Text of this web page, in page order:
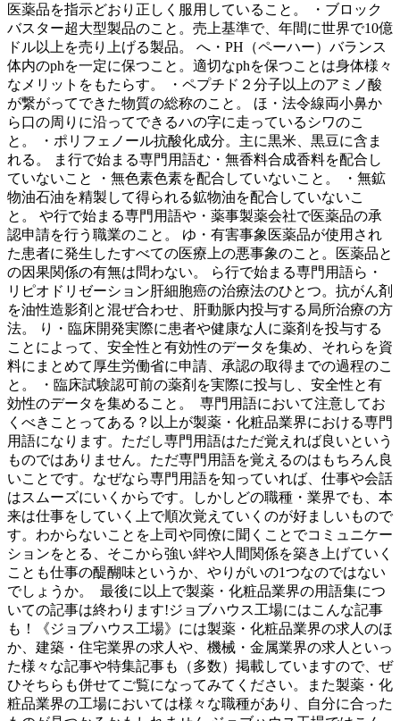
医薬品を指示どおり正しく服用していること。 ・ブロック
バスター超大型製品のこと。売上基準で、年間に世界で10億
ドル以上を売り上げる製品。 へ・PH（ペーハー）バランス
体内のphを一定に保つこと。適切なphを保つことは身体様々
なメリットをもたらす。 ・ペプチド２分子以上のアミノ酸
が繋がってできた物質の総称のこと。 ほ・法令線両小鼻か
ら口の周りに沿ってできるハの字に走っているシワのこ
と。 ・ポリフェノール抗酸化成分。主に黒米、黒豆に含ま
れる。 ま行で始まる専門用語む・無香料合成香料を配合し
ていないこと ・無色素色素を配合していないこと。 ・無鉱
物油石油を精製して得られる鉱物油を配合していないこ
と。 や行で始まる専門用語や・薬事製薬会社で医薬品の承
認申請を行う職業のこと。 ゆ・有害事象医薬品が使用され
た患者に発生したすべての医療上の悪事象のこと。医薬品と
の因果関係の有無は問わない。 ら行で始まる専門用語ら・
リピオドリゼーション肝細胞癌の治療法のひとつ。抗がん剤
を油性造影剤と混ぜ合わせ、肝動脈内投与する局所治療の方
法。 り・臨床開発実際に患者や健康な人に薬剤を投与する
ことによって、安全性と有効性のデータを集め、それらを資
料にまとめて厚生労働省に申請、承認の取得までの過程のこ
と。 ・臨床試験認可前の薬剤を実際に投与し、安全性と有
効性のデータを集めること。 専門用語において注意してお
くべきことってある？以上が製薬・化粧品業界における専門
用語になります。ただし専門用語はただ覚えれば良いという
ものではありません。ただ専門用語を覚えるのはもちろん良
いことです。なぜなら専門用語を知っていれば、仕事や会話
はスムーズにいくからです。しかしどの職種・業界でも、本
来は仕事をしていく上で順次覚えていくのが好ましいもので
す。わからないことを上司や同僚に聞くことでコミュニケー
ションをとる、そこから強い絆や人間関係を築き上げていく
ことも仕事の醍醐味というか、やりがいの1つなのではない
でしょうか。 最後に以上で製薬・化粧品業界の用語集につ
いての記事は終わります!ジョブハウス工場にはこんな記事
も！《ジョブハウス工場》には製薬・化粧品業界の求人のほ
か、建築・住宅業界の求人や、機械・金属業界の求人といっ
た様々な記事や特集記事も（多数）掲載していますので、ぜ
ひそちらも併せてご覧になってみてください。また製薬・化
粧品業界の工場においては様々な職種があり、自分に合った